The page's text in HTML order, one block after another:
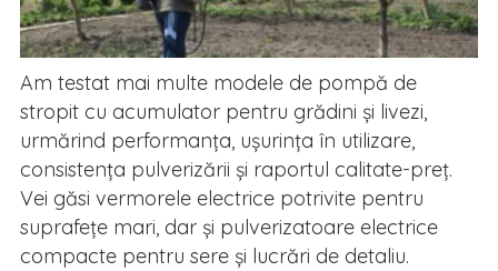
Am testat mai multe modele de pompă de
stropit cu acumulator pentru grădini și livezi,
urmărind performanța, ușurința în utilizare,
consistența pulverizării și raportul calitate-preț.
Vei găsi vermorele electrice potrivite pentru
suprafețe mari, dar și pulverizatoare electrice
compacte pentru sere și lucrări de detaliu.